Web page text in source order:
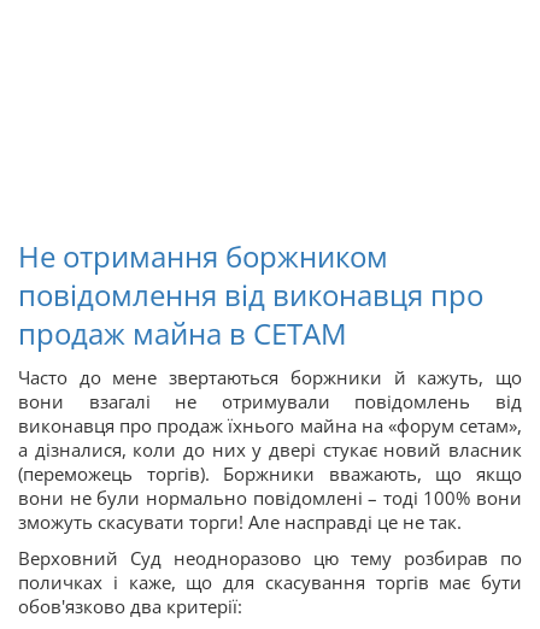
Не отримання боржником
повідомлення від виконавця про
продаж майна в СЕТАМ
Часто до мене звертаються боржники й кажуть, що
вони взагалі не отримували повідомлень від
виконавця про продаж їхнього майна на «форум сетам»,
а дізналися, коли до них у двері стукає новий власник
(переможець торгів). Боржники вважають, що якщо
вони не були нормально повідомлені – тоді 100% вони
зможуть скасувати торги! Але насправді це не так.
Верховний Суд неодноразово цю тему розбирав по
поличках і каже, що для скасування торгів має бути
обов'язково два критерії: